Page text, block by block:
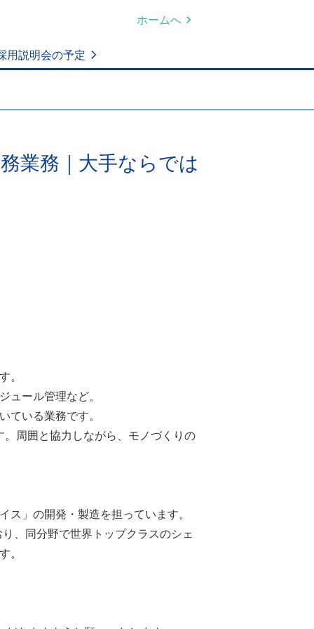
ホームへ
用説明会の予定
業務｜大手ならでは
。
ール管理など。
いる業務です。
周囲と協力しながら、モノづくりの
」の開発・製造を担っています。
、同分野で世界トップクラスのシェ
。